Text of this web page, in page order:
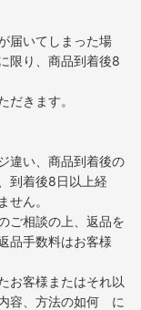
届いてしまった場
限り、商品到着後8
だきます。
違い、商品到着後の
到着後8日以上経
ん。
ご相談の上、返品を
品手数料はお客様
お客様またはそれ以
容、方法の如何 に